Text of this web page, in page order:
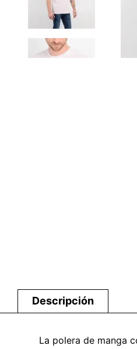
Descripción
La polera de manga